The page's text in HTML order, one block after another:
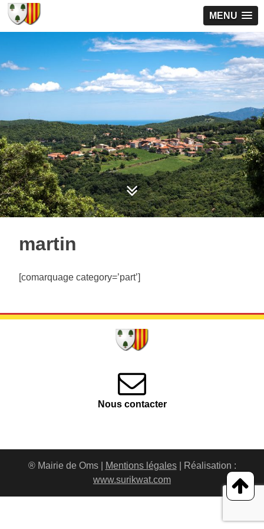
MENU
martin
[comarquage category=’part’]
Nous contacter
® Mairie de Oms | Mentions légales| Réalisation :
www.surikwat.com